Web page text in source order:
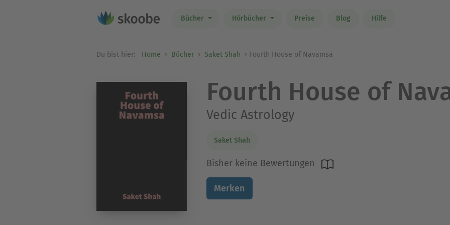
Bücher Hörbücher Preise Blog Hilfe
Du bist hier: Home Bücher Saket Shah Fourth House of Navamsa
Fourth House of
Vedic Astrology
Saket Shah
Bisher keine Bewertungen
Merken